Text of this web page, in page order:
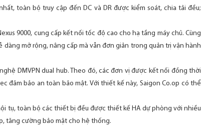
toàn bộ truy cập đến DC và DR được kiểm soát, chia tải đều;
9000, cung cấp kết nối tốc độ cao cho hạ tầng máy chủ. Cùng
dàng mở rộng, nâng cấp mà vẫn đơn giản trong quản trị vận hành
DMVPN dual hub. Theo đó, các đơn vị được kết nối đồng thời
đảm bảo an toàn bảo mật. Với thiết kế này, Saigon Co.op có thể
tụ, toàn bộ các thiết bị đều được thiết kế HA dự phòng với nhiều
tăng cường bảo mật cho hệ thống.